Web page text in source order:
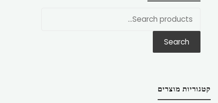
Search
קטגוריות מוצרים